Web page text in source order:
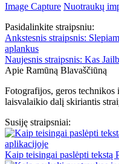
Image Capture Nuotraukų
Pasidalinkite straipsniu:
Ankstesnis straipsnis:
aplankus
Naujesnis straipsnis: Kas
Apie Ramūną Blavaščiūną
Fotografijos, geros technikos
laisvalaikio dalį skiriantis
Susiję straipsniai:
Kaip teisingai paslėpti tekstą